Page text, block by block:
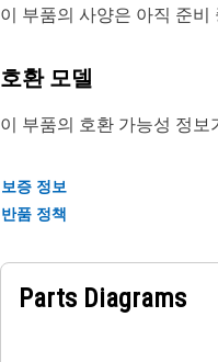
이 부품의 사양은 아직 준비
호환 모델
이 부품의 호환 가능성 정보
보증 정보
반품 정책
Parts Diagrams